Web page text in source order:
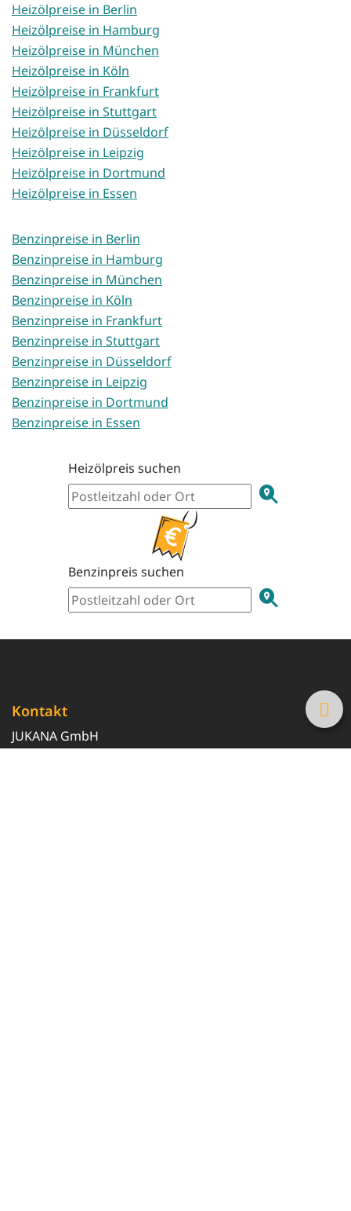
Heizölpreise in Berlin
Heizölpreise in Hamburg
Heizölpreise in München
Heizölpreise in Köln
Heizölpreise in Frankfurt
Heizölpreise in Stuttgart
Heizölpreise in Düsseldorf
Heizölpreise in Leipzig
Heizölpreise in Dortmund
Heizölpreise in Essen
Benzinpreise in Berlin
Benzinpreise in Hamburg
Benzinpreise in München
Benzinpreise in Köln
Benzinpreise in Frankfurt
Benzinpreise in Stuttgart
Benzinpreise in Düsseldorf
Benzinpreise in Leipzig
Benzinpreise in Dortmund
Benzinpreise in Essen
Heizölpreis suchen
Benzinpreis suchen
Kontakt
JUKANA GmbH